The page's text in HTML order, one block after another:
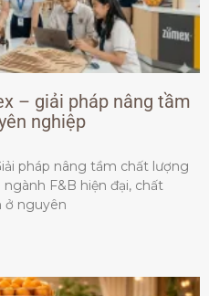
– giải pháp nâng tầm
nghiệp
pháp nâng tầm chất lượng
F&B hiện đại, chất
ở nguyên